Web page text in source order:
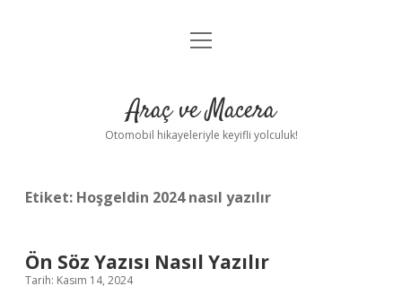
Anasayfa
Yasal Uyarı
menüyü
Araç ve Macera
Otomobil hikayeleriyle keyifli yolculuk!
Etiket: Hoşgeldin 2024 nasıl yazılır
Ön Söz Yazısı Nasıl Yazılır
Tarih: Kasım 14, 2024